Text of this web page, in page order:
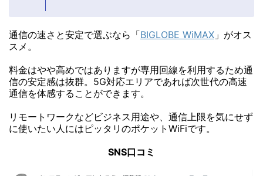
通信の速さと安定で選ぶなら「BIGLOBE WiMAX 」がオス
スメ。
料金はやや高めではありますが専用回線を利用するため通
信の安定感は抜群。5G対応エリアであれば次世代の高速
通信を体感することができます。
リモートワークなどビジネス用途や、通信上限を気にせず
に使いたい人にはピッタリのポケットWiFiです。
SNS口コミ